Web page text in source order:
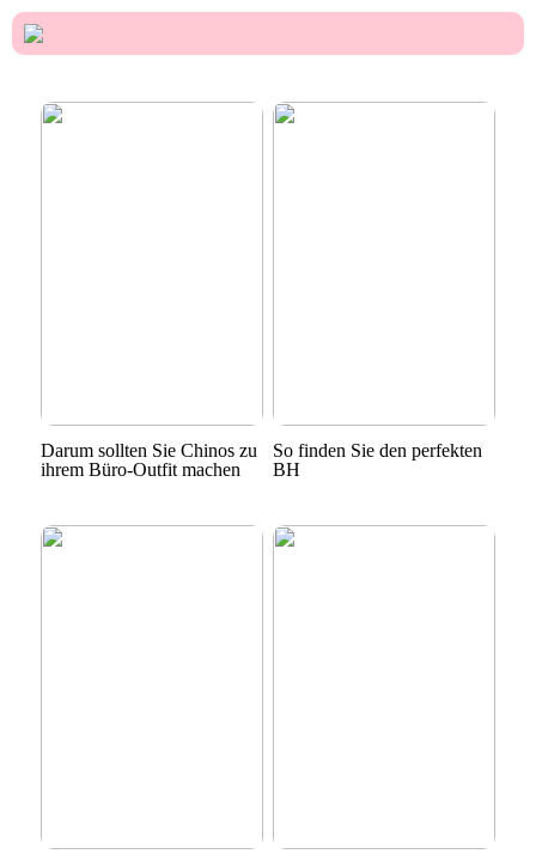
Darum sollten Sie Chinos zu
ihrem Büro-Outfit machen
So finden Sie den perfekten
BH